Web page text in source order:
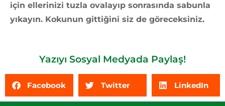
için ellerinizi tuzla ovalayıp sonrasında sabunla
yıkayın. Kokunun gittiğini siz de göreceksiniz.
Yazıyı Sosyal Medyada Paylaş!
Facebook Twitter LinkedIn